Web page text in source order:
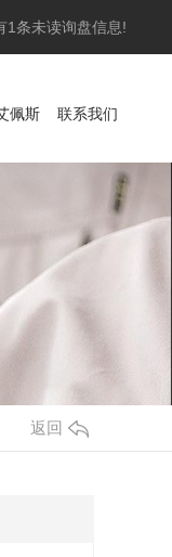
1条未读询盘信息!
佩斯
佩斯
联系我们
联系我们
返回